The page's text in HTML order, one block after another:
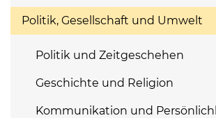
Politik, Gesellschaft und Umwelt
Politik und Zeitgeschehen
Geschichte und Religion
Kommunikation und